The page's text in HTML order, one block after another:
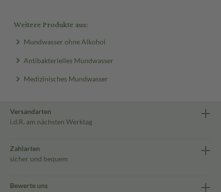
Weitere Produkte aus:
Mundwasser ohne Alkohol
Antibakterielles Mundwasser
Medizinisches Mundwasser
Versandarten
i.d.R. am nächsten Werktag
Zahlarten
sicher und bequem
Bewerte uns